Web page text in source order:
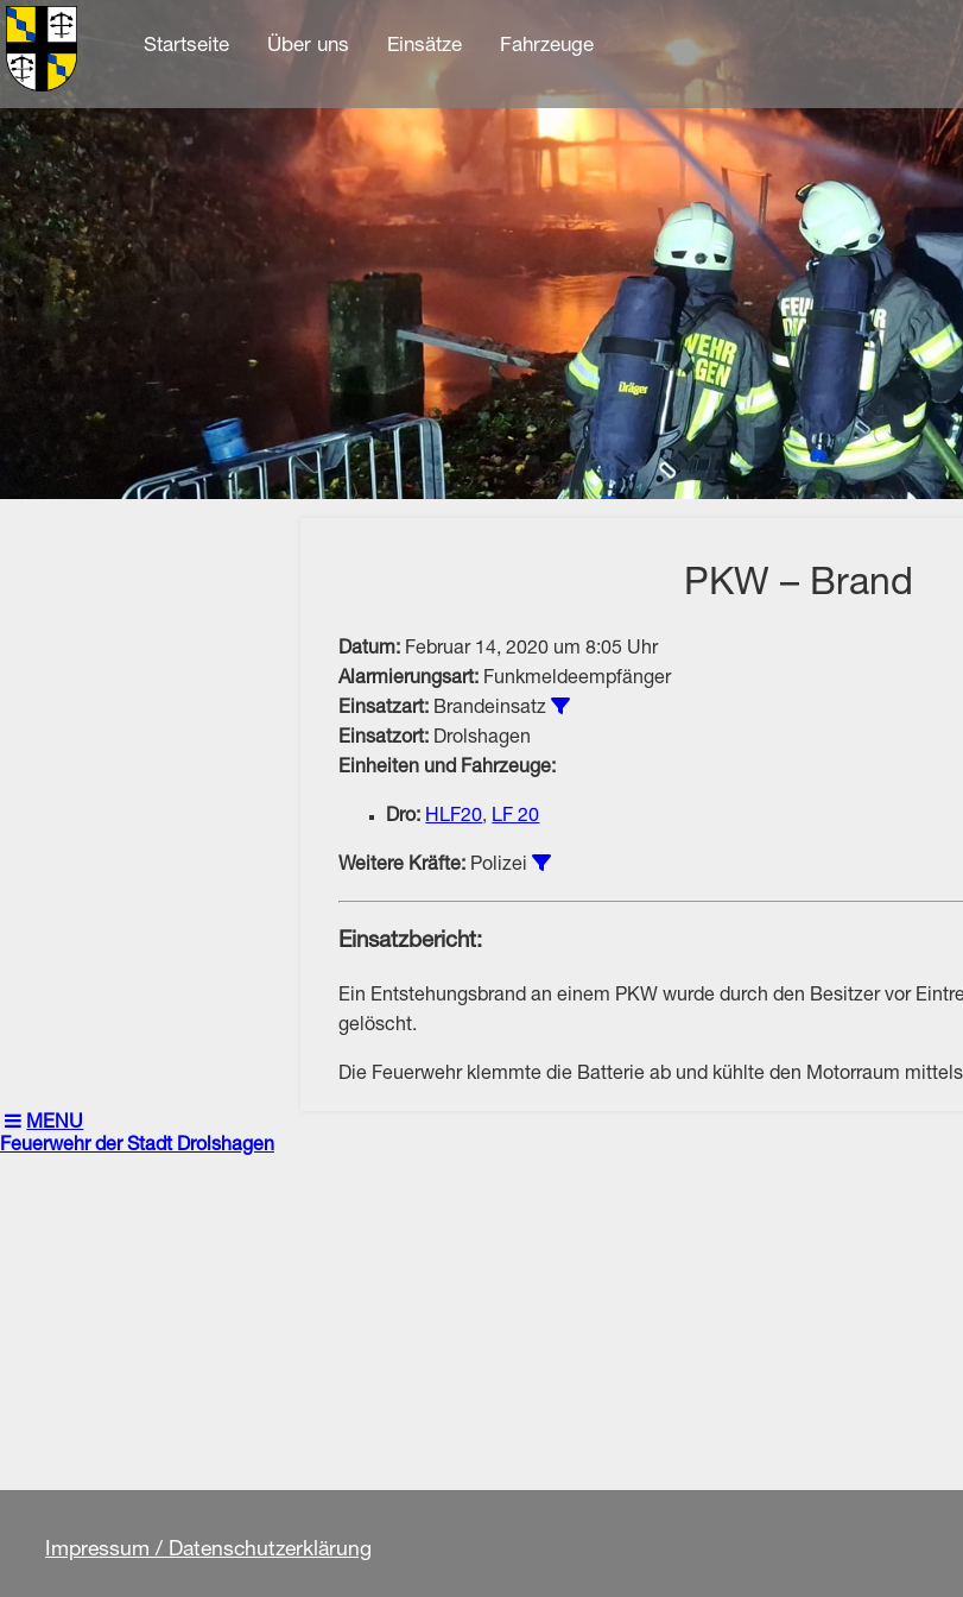
Startseite Über uns Einsätze Fahrzeuge
PKW – Brand
Datum: Februar 14, 2020 um 8:05 Uhr
Alarmierungsart: Funkmeldeempfänger
Einsatzart: Brandeinsatz
Einsatzort: Drolshagen
Einheiten und Fahrzeuge:
Dro: HLF20, LF 20
Weitere Kräfte: Polizei
Einsatzbericht:
Ein Entstehungsbrand an einem PKW wurde durch den Besitzer vor
gelöscht.
Die Feuerwehr klemmte die Batterie ab und kühlte den Motorraum
MENU
Feuerwehr der Stadt Drolshagen
Impressum / Datenschutzerklärung